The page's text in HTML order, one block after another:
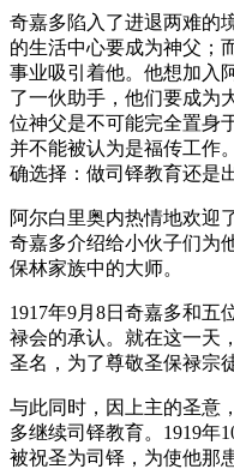
奇嘉多陷入了进退两难的
的生活中心要成为神父；
事业吸引着他。他想加入
了一伙助手，他们要成为
位神父是不可能完全置身
并不能被认为是福传工作
确选择：做司铎教育还是
阿尔白里奥内热情地欢迎
奇嘉多介绍给小伙子们为
保林家族中的大师。
1917年9月8日奇嘉多和五
禄会的承认。就在这一天
圣名，为了尊敬圣保禄宗徒
与此同时，因上主的圣意
多继续司铎教育。1919年
被祝圣为司铎，为使他那